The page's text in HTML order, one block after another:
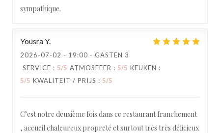
sympathique.
YousraY
2026-07-02 - 19:00 - GASTEN 3
SERVICE : 5/5 ATMOSFEER : 5/5 KEUKEN :
5/5 KWALITEIT / PRIJS : 5/5
C’est notre deuxième fois dans ce restaurant franchement
, accueil chaleureux propreté et surtout très très délicieux